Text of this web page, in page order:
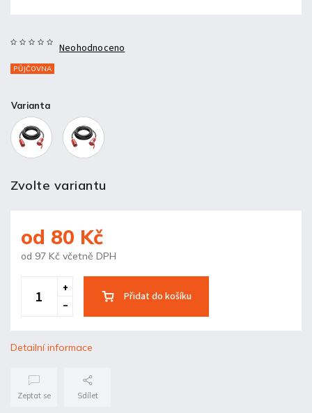
PŮJČOVNA
Neohodnoceno
Varianta
Zvolte variantu
od 80 Kč
od 97 Kč včetně DPH
Přidat do košíku
Detailní informace
Zeptat se Sdílet